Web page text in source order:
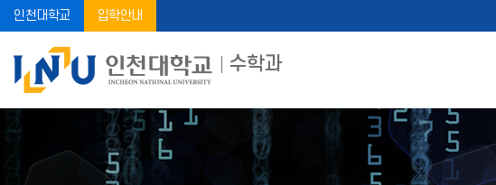
인천대학교 입학안내
수학과